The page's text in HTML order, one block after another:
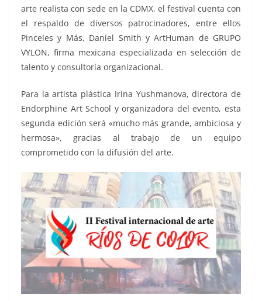
arte realista con sede en la CDMX, el festival cuenta con
el respaldo de diversos patrocinadores, entre ellos
Pinceles y Más, Daniel Smith y ArtHuman de GRUPO
VYLON, firma mexicana especializada en selección de
talento y consultoría organizacional.
Para la artista plástica Irina Yushmanova, directora de
Endorphine Art School y organizadora del evento, esta
segunda edición será «mucho más grande, ambiciosa y
hermosa», gracias al trabajo de un equipo
comprometido con la difusión del arte.